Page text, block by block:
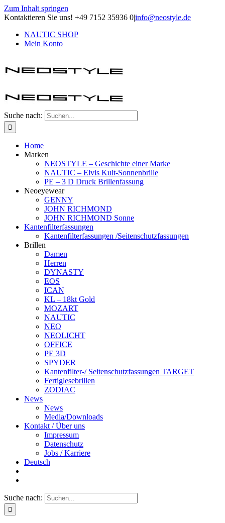
Zum Inhalt springen
Kontaktieren Sie uns! +49 7152 35936 0|info@neostyle.de
NAUTIC SHOP
Mein Konto
Suche nach:
Home
Marken
NEOSTYLE – Geschichte einer Marke
NAUTIC – Elvis Kult-Sonnenbrille
PE – 3 D Druck Brillenfassung
Neoeyewear
GENNY
JOHN RICHMOND
JOHN RICHMOND Sonne
Kantenfilterfassungen
Kantenfilterfassungen /Seitenschutzfassungen
Brillen
Damen
Herren
DYNASTY
EOS
ICAN
KL – 18kt Gold
MOZART
NAUTIC
NEO
NEOLICHT
OFFICE
PE 3D
SPYDER
Kantenfilter-/ Seitenschutzfassungen TARGET
Fertiglesebrillen
ZODIAC
News
News
Media/Downloads
Kontakt / Über uns
Impressum
Datenschutz
Jobs / Karriere
Deutsch
Suche nach: